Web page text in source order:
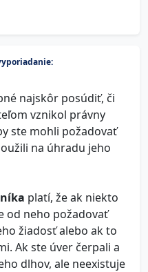
najskôr posúdiť, či
vznikol právny
ste mohli požadovať
na úhradu jeho
platí, že ak niekto
od neho požadovať
žiadosť alebo ak to
Ak ste úver čerpali a
dlhov, ale neexistuje